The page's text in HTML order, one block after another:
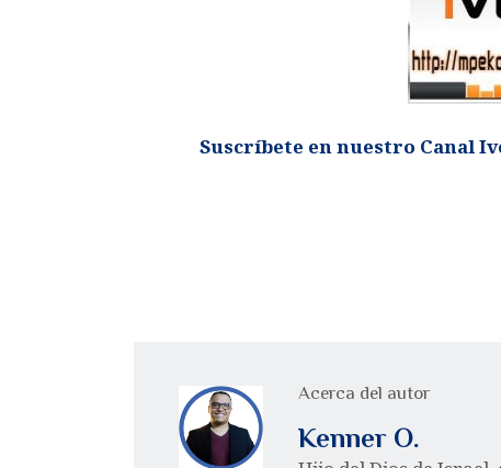
Suscríbete en nuestro Canal
Acerca del autor
Kenner O.